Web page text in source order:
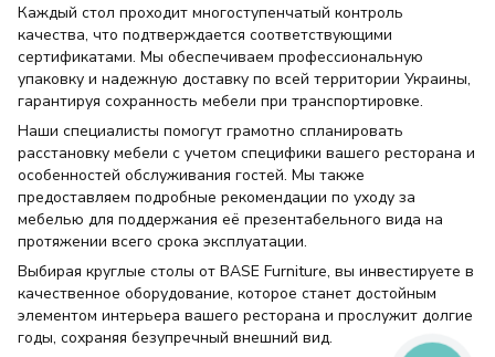
Каждый стол проходит многоступенчатый контроль
качества, что подтверждается соответствующими
сертификатами. Мы обеспечиваем профессиональную
упаковку и надежную доставку по всей территории Украины,
гарантируя сохранность мебели при транспортировке.
Наши специалисты помогут грамотно спланировать
расстановку мебели с учетом специфики вашего ресторана и
особенностей обслуживания гостей. Мы также
предоставляем подробные рекомендации по уходу за
мебелью для поддержания её презентабельного вида на
протяжении всего срока эксплуатации.
Выбирая круглые столы от BASE Furniture, вы инвестируете в
качественное оборудование, которое станет достойным
элементом интерьера вашего ресторана и прослужит долгие
годы, сохраняя безупречный внешний вид.